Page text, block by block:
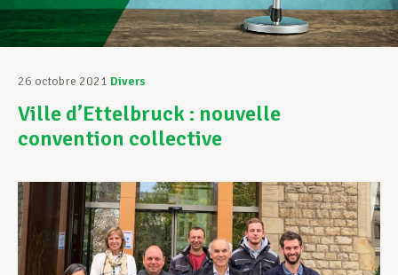
Assistance au Travail
Vos droits
Assistance en vie privée
Développement professionnel
26 octobre 2021 Divers
Ville d’Ettelbruck : nouvelle
convention collective